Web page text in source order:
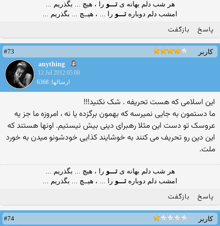
هر شب دلم بهانه یتـــو را ، هیچ ... بگذریم ...
امشب دلم دوباره تـــو را ... ، هیــچ ... بگذریم ...
پاسخ بازگفت
کاربر
#73
anything
12 Jul 2012 05:08
ارسالها: 6368
این اسلامی که هست تحریفه . شک نکنید!!!
ما دستمون به جایی نمیرسه که بهمون برگزده یا نه ، امروزه ما جز یه
عروسک تو دست این مثلا رهبرای دینی بیش نیستیم. اونها هستند که
این دین رو تحریف می کنند به خوشایند کذایی خودشونو میدن به خورد
ملت.
هر شب دلم بهانه یتـــو را ، هیچ ... بگذریم ...
امشب دلم دوباره تـــو را ... ، هیــچ ... بگذریم ...
پاسخ بازگفت
کاربر
#74